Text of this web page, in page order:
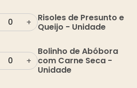
+
Risoles de Presunto e
Queijo - Unidade
+
Bolinho de Abóbora
com Carne Seca -
Unidade